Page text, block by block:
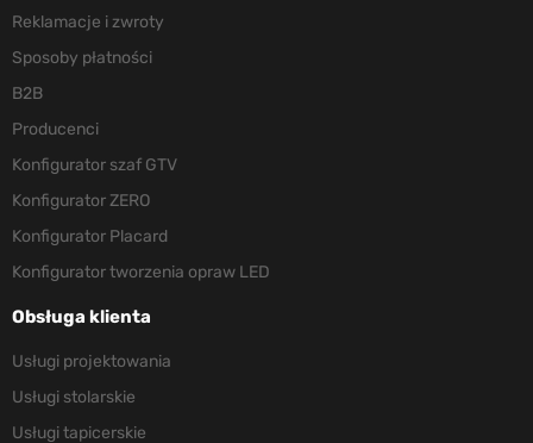
Reklamacje i zwroty
Sposoby płatności
B2B
Producenci
Konfigurator szaf GTV
Konfigurator ZERO
Konfigurator Placard
Konfigurator tworzenia opraw LED
Obsługa klienta
Usługi projektowania
Usługi stolarskie
Usługi tapicerskie